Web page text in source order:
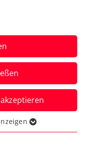
den
am
wird
16.09.2025